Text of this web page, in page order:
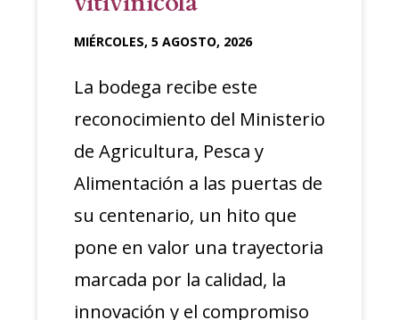
MIÉRCOLES, 5 AGOSTO, 2026
La bodega recibe este
reconocimiento del Ministerio
de Agricultura, Pesca y
Alimentación a las puertas de
su centenario, un hito que
pone en valor una trayectoria
marcada por la calidad, la
innovación y el compromiso